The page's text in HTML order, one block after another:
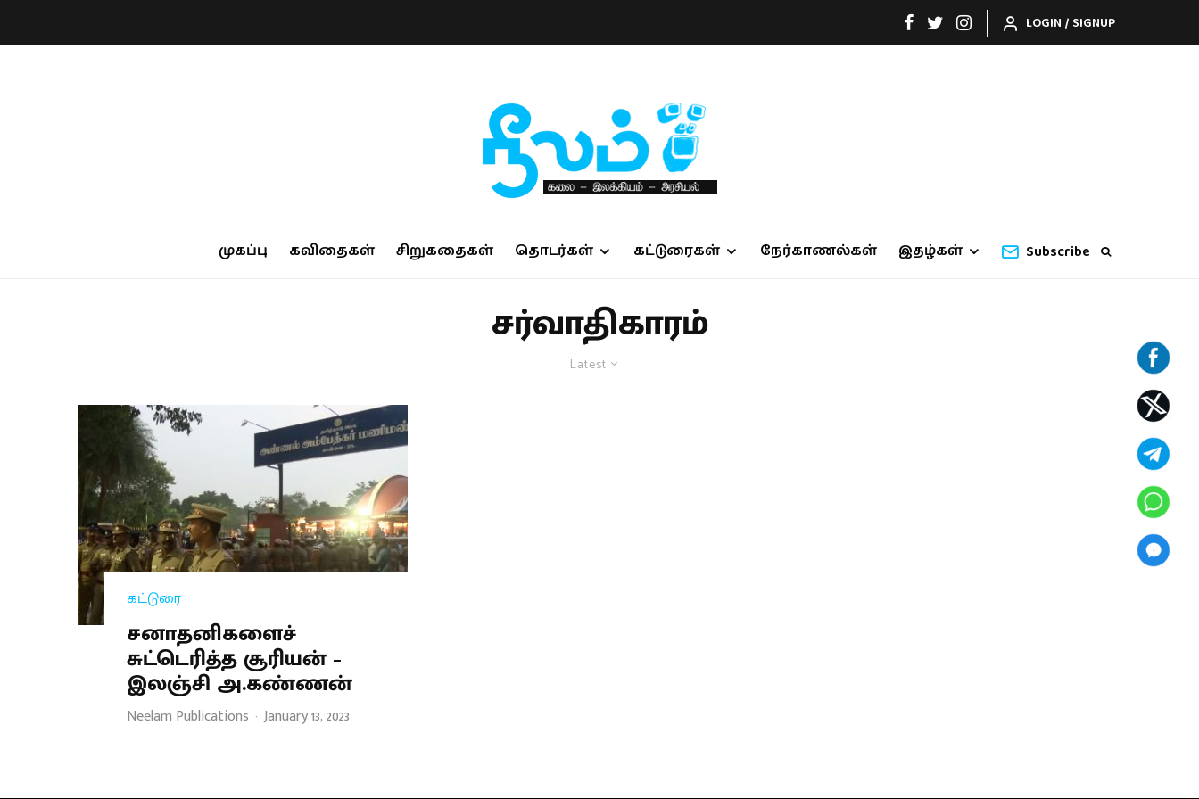
LOGIN / SIGNUP
முகப்பு கவிதைகள் சிறுகதைகள் தொடர்கள் கட்டுரைகள் நேர்காணல்கள் இதழ்கள் Subscribe
சர்வாதிகாரம்
Latest
கட்டுரை
சனாதனிகளைச்
சுட்டெரித்த சூரியன் –
இலஞ்சி அ.கண்ணன்
Neelam Publications · January 13, 2023